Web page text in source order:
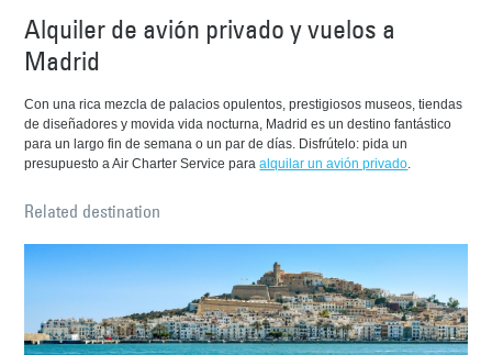
Alquiler de avión privado y vuelos a
Madrid
Con una rica mezcla de palacios opulentos, prestigiosos museos, tiendas
de diseñadores y movida vida nocturna, Madrid es un destino fantástico
para un largo fin de semana o un par de días. Disfrútelo: pida un
presupuesto a Air Charter Service paraalquilar un avión privado.
Related destination